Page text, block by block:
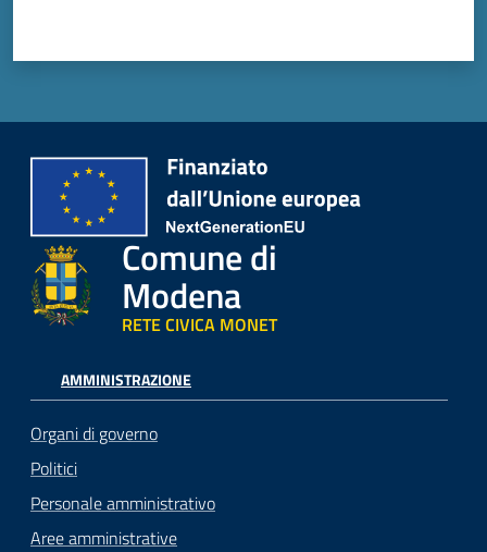
Comune di
Modena
RETE CIVICA MONET
AMMINISTRAZIONE
Organi di governo
Politici
Personale amministrativo
Aree amministrative